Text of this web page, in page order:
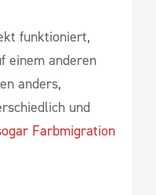
funktioniert,
einem anderen
anders,
und
Farbmigration